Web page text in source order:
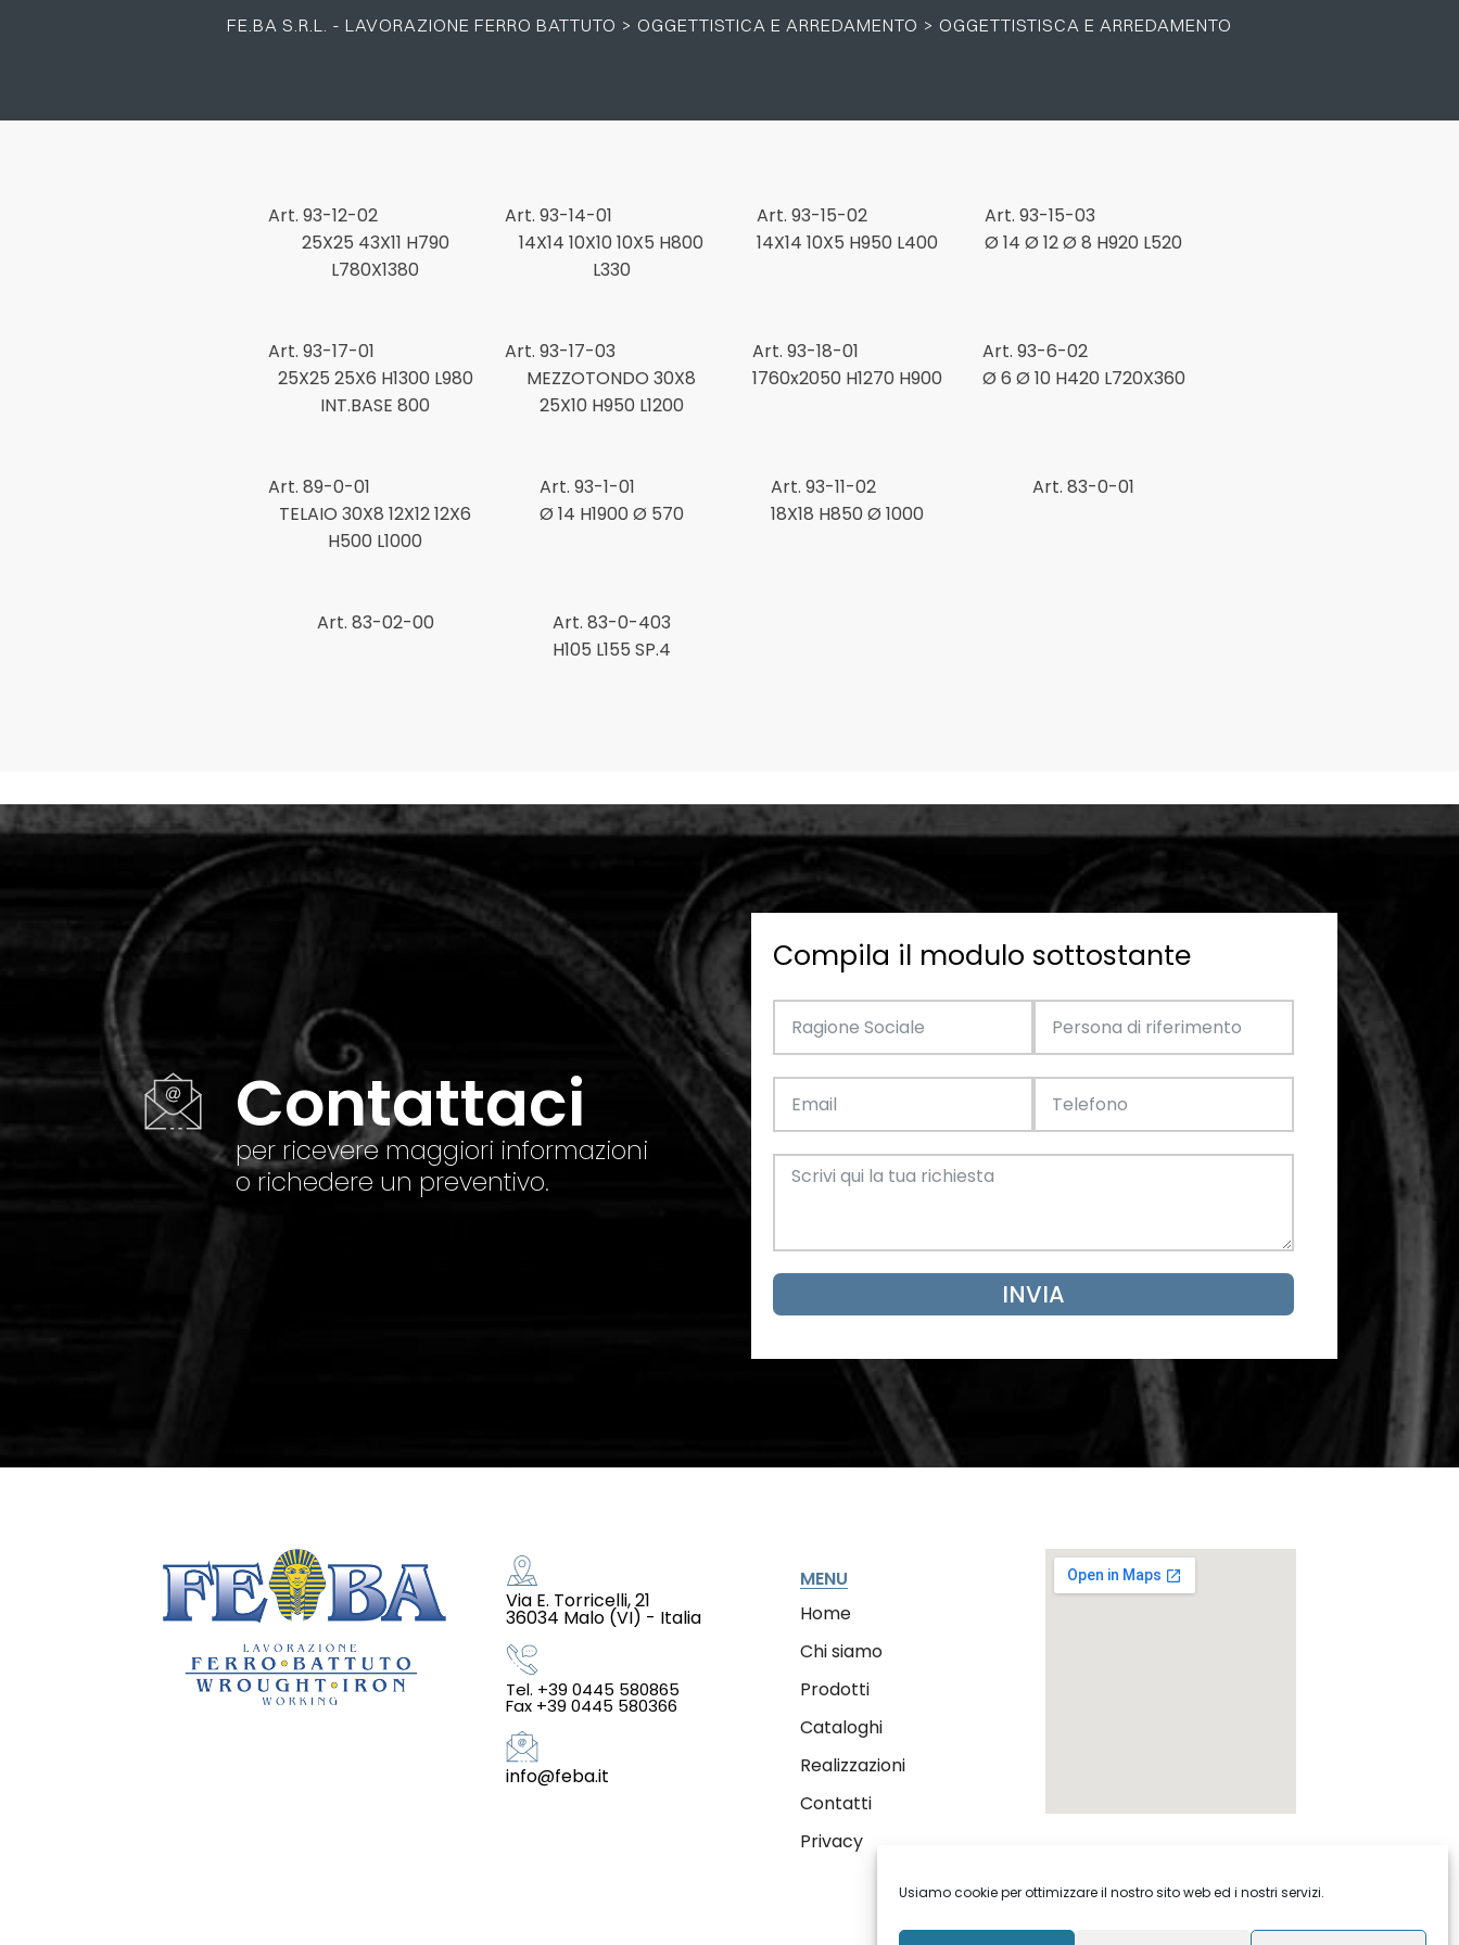
Usiamo cookie per ottimizzare il nostro sito web ed i nostri servizi.
Oggettistica e arredamento
Acciaio
Ferro Battuto Acciaio
Cancelli
Acciaio Inox
Pannelli per recinzioni
Via E. Torricelli, 21 Tel. +39 0445 580865 info@feba.it
FE.BA S.R.L. - LAVORAZIONE FERRO BATTUTO > OGGETTISTICA E ARREDAMENTO > OGGETTISTISCA E ARREDAMENTO
Art. 93-12-02
25X25 43X11 H790
L780X1380
Art. 93-14-01
14X14 10X10 10X5 H800
L330
Art. 93-15-02
14X14 10X5 H950 L400
Art. 93-15-03
Ø 14 Ø 12 Ø 8 H920 L520
Art. 93-17-01
25X25 25X6 H1300 L980
INT.BASE 800
Art. 93-17-03
MEZZOTONDO 30X8
25X10 H950 L1200
Art. 93-18-01
1760x2050 H1270 H900
Art. 93-6-02
Ø 6 Ø 10 H420 L720X360
Art. 89-0-01
TELAIO 30X8 12X12 12X6
H500 L1000
Art. 93-1-01
Ø 14 H1900 Ø 570
Art. 93-11-02
18X18 H850 Ø 1000
Art. 83-0-01
Art. 83-02-00
Art. 83-0-403
H105 L155 SP.4
Contattaci
per ricevere maggiori informazioni
o richedere un preventivo.
Compila il modulo sottostante
INVIA
Via E. Torricelli, 21
36034 Malo (VI) - Italia
Tel. +39 0445 580865
Fax +39 0445 580366
info@feba.it
MENU
Home
Chi siamo
Prodotti
Cataloghi
Realizzazioni
Contatti
Privacy
Sito web realizzto da ICOM Srl